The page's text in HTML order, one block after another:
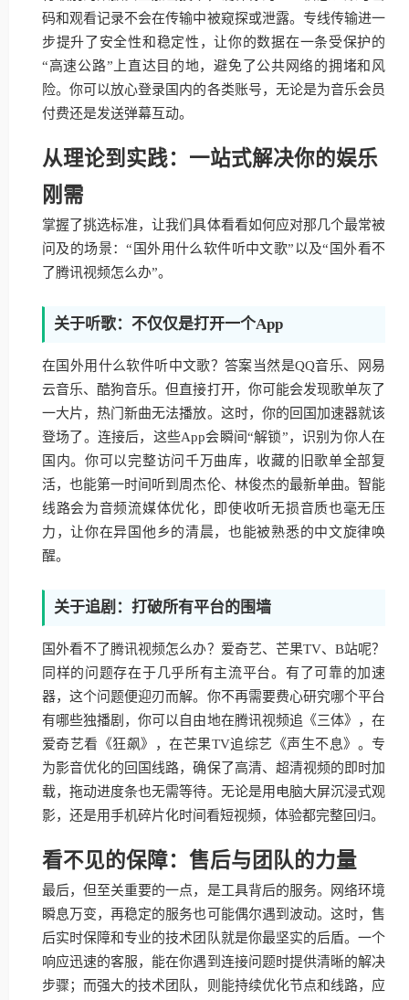
码和观看记录不会在传输中被窥探或泄露。专线传输进一
步提升了安全性和稳定性，让你的数据在一条受保护的
“高速公路”上直达目的地，避免了公共网络的拥堵和风
险。你可以放心登录国内的各类账号，无论是为音乐会员
付费还是发送弹幕互动。
从理论到实践：一站式解决你的娱乐
刚需
掌握了挑选标准，让我们具体看看如何应对那几个最常被
问及的场景：“国外用什么软件听中文歌”以及“国外看不
了腾讯视频怎么办”。
关于听歌：不仅仅是打开一个App
在国外用什么软件听中文歌？答案当然是QQ音乐、网易
云音乐、酷狗音乐。但直接打开，你可能会发现歌单灰了
一大片，热门新曲无法播放。这时，你的回国加速器就该
登场了。连接后，这些App会瞬间“解锁”，识别为你人在
国内。你可以完整访问千万曲库，收藏的旧歌单全部复
活，也能第一时间听到周杰伦、林俊杰的最新单曲。智能
线路会为音频流媒体优化，即使收听无损音质也毫无压
力，让你在异国他乡的清晨，也能被熟悉的中文旋律唤
醒。
关于追剧：打破所有平台的围墙
国外看不了腾讯视频怎么办？爱奇艺、芒果TV、B站呢？
同样的问题存在于几乎所有主流平台。有了可靠的加速
器，这个问题便迎刃而解。你不再需要费心研究哪个平台
有哪些独播剧，你可以自由地在腾讯视频追《三体》，在
爱奇艺看《狂飙》，在芒果TV追综艺《声生不息》。专
为影音优化的回国线路，确保了高清、超清视频的即时加
载，拖动进度条也无需等待。无论是用电脑大屏沉浸式观
影，还是用手机碎片化时间看短视频，体验都完整回归。
看不见的保障：售后与团队的力量
最后，但至关重要的一点，是工具背后的服务。网络环境
瞬息万变，再稳定的服务也可能偶尔遇到波动。这时，售
后实时保障和专业的技术团队就是你最坚实的后盾。一个
响应迅速的客服，能在你遇到连接问题时提供清晰的解决
步骤；而强大的技术团队，则能持续优化节点和线路，应